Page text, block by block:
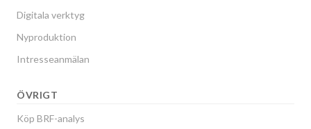
Digitala verktyg
Nyproduktion
Intresseanmälan
ÖVRIGT
Köp BRF-analys